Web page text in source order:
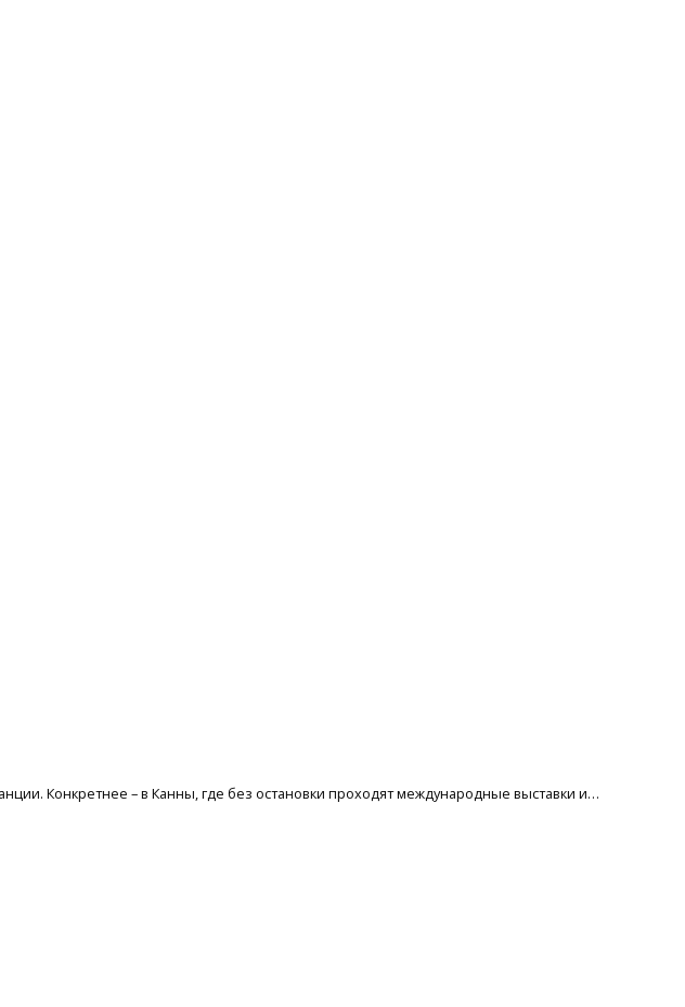
Конкретнее – в Канны, где без остановки проходят международные выставки и…